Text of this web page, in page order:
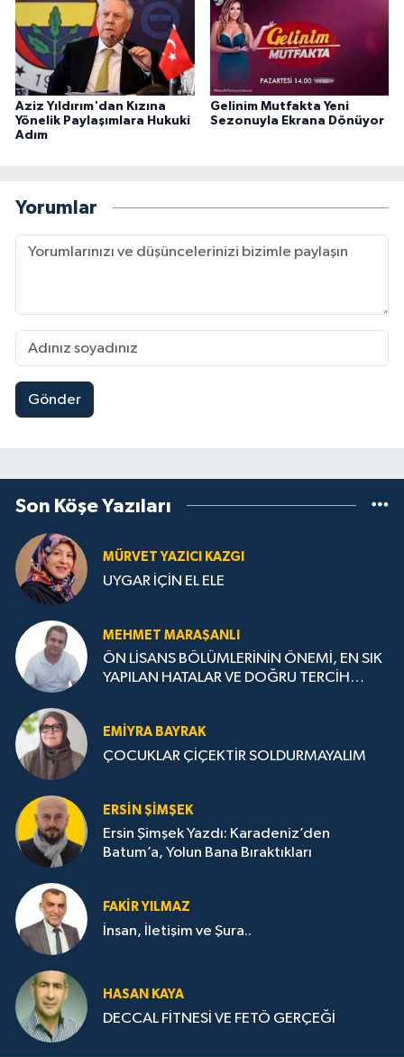
Aziz Yıldırım'dan Kızına
Yönelik Paylaşımlara Hukuki
Adım
Gelinim Mutfakta Yeni
Sezonuyla Ekrana Dönüyor
Yorumlar
Gönder
Son Köşe Yazıları
MÜRVET YAZICI KAZGI
UYGAR İÇİN EL ELE
MEHMET MARAŞANLI
ÖN LİSANS BÖLÜMLERİNİN ÖNEMİ, EN SIK
YAPILAN HATALAR VE DOĞRU TERCİH
EMIYRA BAYRAK
ÇOCUKLAR ÇİÇEKTİR SOLDURMAYALIM
ERSIN ŞIMŞEK
Ersin Şimşek Yazdı: Karadeniz’den
Batum’a, Yolun Bana Bıraktıkları
FAKIR YILMAZ
İnsan, İletişim ve Şura..
HASAN KAYA
DECCAL FİTNESİ VE FETÖ GERÇEĞİ